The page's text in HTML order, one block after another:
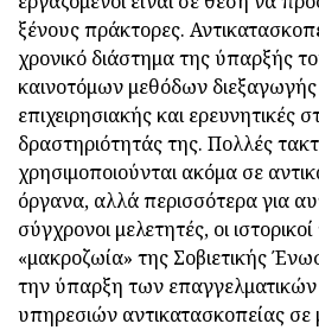
ξένους πράκτορες.
χρονικό διάστημα της ύπαρξής
καινοτόμων μεθόδων
επιχειρησιακής και ερευνητικές
δραστηριότητάς της. Πολλές
χρησιμοποιούνται ακόμα σε
όργανα, αλλά περισσότερα για
σύγχρονοι μελετητές, οι
«μακροζωία» της Σοβιετικής
την ύπαρξη των επαγγελματικών
υπηρεσιών αντικατασκοπείας